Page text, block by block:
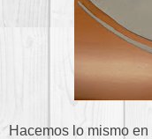
Hacemos lo mismo